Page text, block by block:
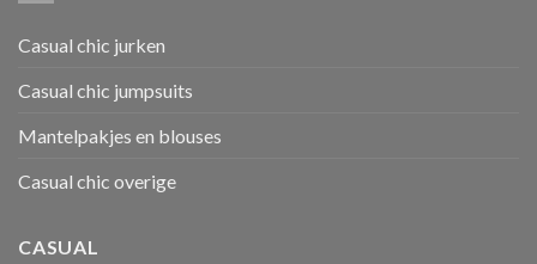
Casual chic jurken
Casual chic jumpsuits
Mantelpakjes en blouses
Casual chic overige
CASUAL